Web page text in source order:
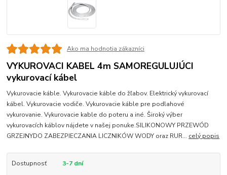
Ako ma hodnotia zákazníci
VYKUROVACI KABEL 4m SAMOREGULUJÚCI
vykurovací kábel
Vykurovacie káble. Vykurovacie káble do žľabov. Elektrický vykurovací
kábel. Vykurovacie vodiče. Vykurovacie káble pre podlahové
vykurovanie. Vykurovacie kable do poteru a iné. Široký výber
vykurovacích káblov nájdete v našej ponuke.SILIKONOWY PRZEWÓD
GRZEJNYDO ZABEZPIECZANIA LICZNIKÓW WODY oraz RUR... celý popis
Dostupnosť 3-7 dní